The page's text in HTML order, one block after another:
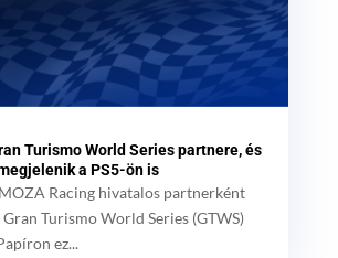
Turismo World Series partnere, és
a PS5-ön is
Racing hivatalos partnerként
Turismo World Series (GTWS)
ez...